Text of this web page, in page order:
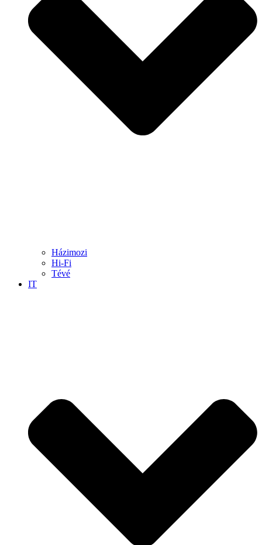
Házimozi
Hi-Fi
Tévé
IT